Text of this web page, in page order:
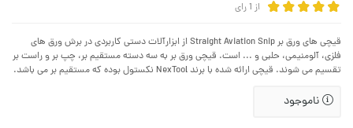
از 1رای
قیچی های ورق بر Straight Aviation Snip از ابزارآلات دستی کاربردی در برش ورق های
فلزی، آلومنیمی، حلبی و ... است. قیچی ورق بر به سه دسته مستقیم بر، چپ بر و راست بر
تقسیم می شوند. قیچی ارائه شده با برند NexTool نکستول بوده که مستقیم بر می باشد.
ناموجود